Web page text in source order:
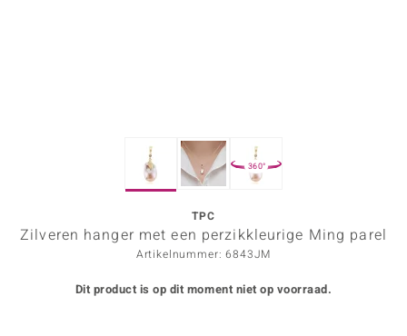
360°
TPC
Zilveren hanger met een perzikkleurige Ming parel
Artikelnummer: 6843JM
Dit product is op dit moment niet op voorraad.